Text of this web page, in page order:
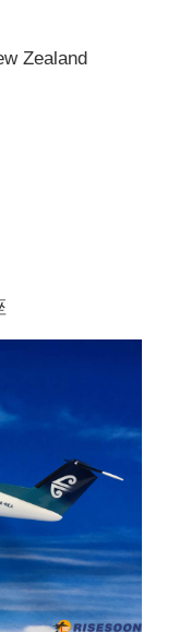
Zealand